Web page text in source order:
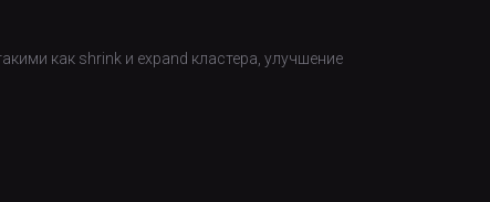
как shrink и expand кластера, улучшение